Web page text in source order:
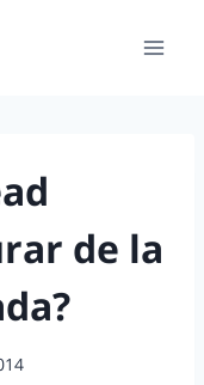
de la